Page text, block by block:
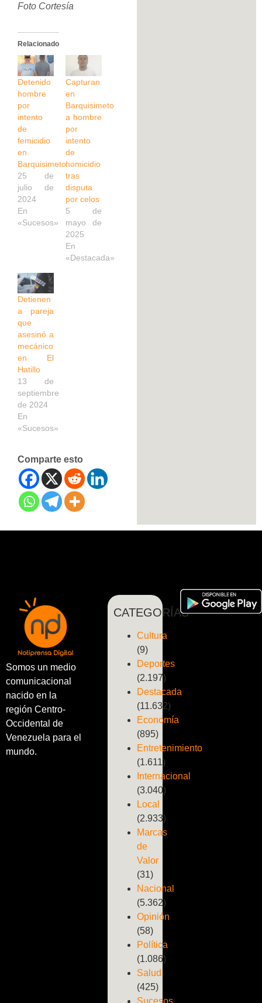
Foto Cortesía
Relacionado
Detenido
hombre
por
intento
de
femicidio
en
Barquisimeto
25 de
julio de
2024
En
«Sucesos»
Capturan
en
Barquisimeto
a hombre
por
intento
de
homicidio
tras
disputa
por celos
5 de
mayo de
2025
En
«Destacada»
Detienen
a pareja
que
asesinó a
mecánico
en El
Hatillo
13 de
septiembre
de 2024
En
«Sucesos»
Comparte esto
Somos un medio
comunicacional
nacido en la
región Centro-
Occidental de
Venezuela para el
mundo.
CATEGORÍAS
Cultura
(9)
Deportes
(2.197)
Destacada
(11.632)
Economía
(895)
Entretenimiento
(1.611)
Internacional
(3.040)
Local
(2.933)
Marcas
de
Valor
(31)
Nacional
(5.362)
Opinión
(58)
Política
(1.086)
Salud
(425)
Sucesos